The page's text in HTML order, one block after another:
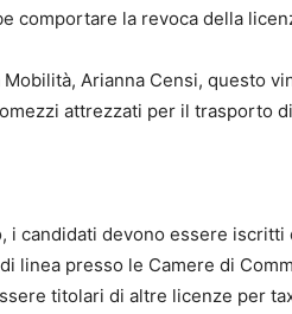
comportare la revoca della
Mobilità, Arianna Censi, questo
attrezzati per il trasporto
i candidati devono essere
linea presso le Camere di
titolari di altre licenze per